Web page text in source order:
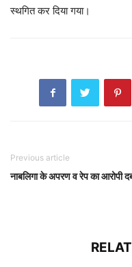
स्थगित कर दिया गया।
Previous article
नाबलिगा के अपरण व रेप का आरोपी